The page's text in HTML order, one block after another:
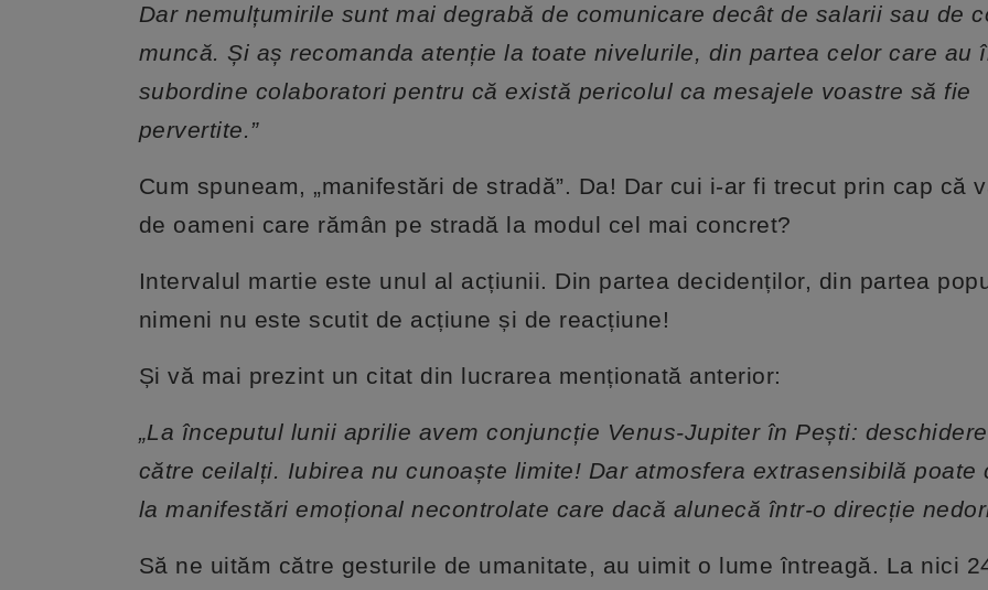
Dar nemulțumirile sunt mai degrabă de comunicare decât de salarii sau de
muncă. Și aș recomanda atenție la toate nivelurile, din partea celor care au
subordine colaboratori pentru că există pericolul ca mesajele voastre să fie
pervertite.”
Cum spuneam, „manifestări de stradă”. Da! Dar cui i-ar fi trecut prin cap că
de oameni care rămân pe stradă la modul cel mai concret?
Intervalul martie este unul al acțiunii. Din partea decidenților, din partea
nimeni nu este scutit de acțiune și de reacțiune!
Și vă mai prezint un citat din lucrarea menționată anterior:
„La începutul lunii aprilie avem conjuncție Venus-Jupiter în Pești:
către ceilalți. Iubirea nu cunoaște limite! Dar atmosfera extrasensibilă poate
la manifestări emoțional necontrolate care dacă alunecă într-o direcție
Să ne uităm către gesturile de umanitate, au uimit o lume întreagă. La nici